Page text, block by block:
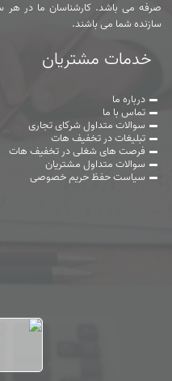
صرفه می باشد. کارشناسان ما در هر
سازنده شما می باشند.
خدمات مشتریان
درباره ما
تماس با ما
سوالات متداول شرکای تجاری
تبلیغات در تخفیف هات
فرصت های شغلی در تخفیف هات
سوالات متداول مشتریان
سیاست حفظ حریم خصوصی